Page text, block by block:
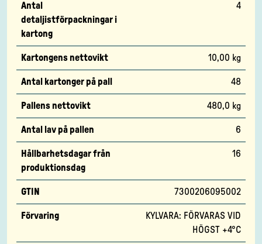
Antal
detaljistförpackningar i
kartong
4
Kartongens nettovikt 10,00 kg
Antal kartonger på pall 48
Pallens nettovikt 480,0 kg
Antal lav på pallen 6
Hållbarhetsdagar från
produktionsdag
16
GTIN 7300206095002
Förvaring
KYLVARA: FÖRVARAS VID
HÖGST +4°C